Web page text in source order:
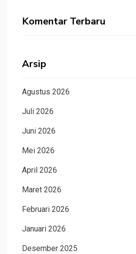
Komentar Terbaru
Arsip
Agustus 2026
Juli 2026
Juni 2026
Mei 2026
April 2026
Maret 2026
Februari 2026
Januari 2026
Desember 2025